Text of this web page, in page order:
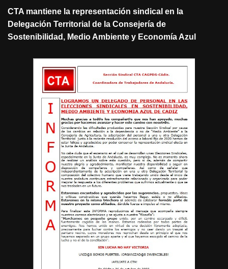
CTA mantiene la representación sindical en la
Delegación Territorial de la Consejería de
Sostenibilidad, Medio Ambiente y Economía Azul